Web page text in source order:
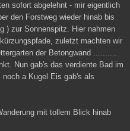
sofort abgelehnt - mir eigentlich
den Forstweg wieder hinab bis
) zur Sonnenspitz. Hier nahmen
zuletzt machten wir
der Betongwand ..........
Nun gab's das verdiente Bad im
a Kugel Eis gab's als
mit tollem Blick hinab